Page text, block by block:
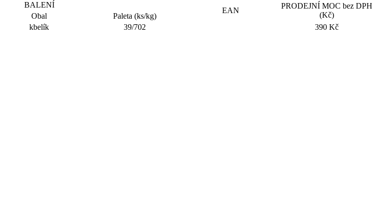
BALENÍ
EAN
PRODEJNÍ MOC bez DPH
(Kč)
Obal
Paleta (ks/kg)
kbelík 39/702 390 Kč